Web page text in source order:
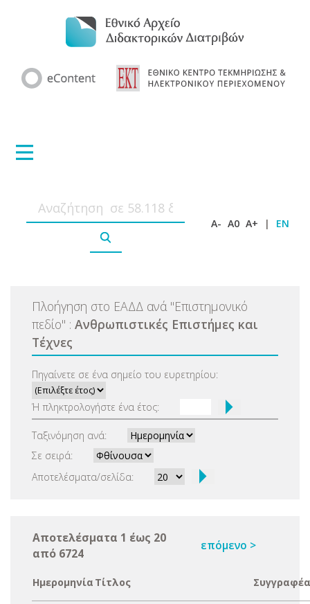
A- A0 A+ | EN
Πλοήγηση στο ΕΑΔΔ ανά "Επιστημονικό
πεδίο" : Ανθρωπιστικές Επιστήμες και
Τέχνες
Πηγαίνετε σε ένα σημείο του ευρετηρίου:
Ή πληκτρολογήστε ένα έτος:
Ταξινόμηση ανά:
Σε σειρά:
Αποτελέσματα/σελίδα:
Αποτελέσματα 1 έως 20
από 6724
επόμενο >
Ημερομηνία Τίτλος